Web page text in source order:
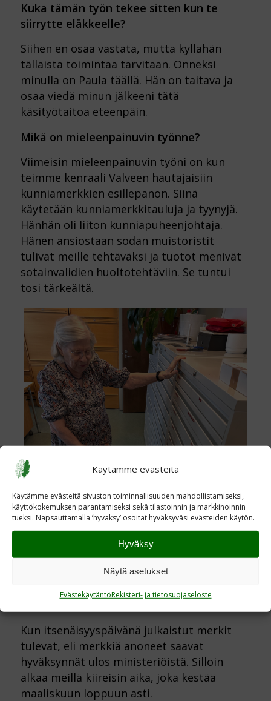
Käytämme evästeitä
Käytämme evästeitä sivuston toiminnallisuuden mahdollistamiseksi,
käyttökokemuksen parantamiseksi sekä tilastoinnin ja markkinoinnin
tueksi. Napsauttamalla ’hyvaksy’ osoitat hyväksyväsi evästeiden käytön.
Hyväksy
Näytä asetukset
EvästekäytäntöRekisteri- ja tietosuojaseloste
Kuka tämän työn tekee sitten kun te
siirrytte eläkkeelle?
Siihen en osaa vastata, mutta kyllähän
tällaista toimintaa tarvitaan. Onneksi
minulla on Paula täällä. Hän on taitava ja
osaa viedä minun jälkeeni tätä
käsityötaitoa eteenpäin.
Mikä on mieleenpainuvin työnne?
Viimeisin mieleenpainuvin työni on kun
teimme kenraali Valveen hautajaisiin
kunniamerkkien esillepanon. Siinä
käytetään kunniamerkkitauluja ja tyynyjä.
Hänhän oli liiton kunniapuheenjohtaja.
Hänen ansiostaan sodan muistoristit
tulivat meille tehtäväksi ja tuotot menivät
sotainvalidien huoltotehtäviin. Se tuntui
tosi tärkeältä.
Siljan aarrelaatikko. Tarvikkeet
kunniamerkkien laittamiseen.
Milloin on kiireisin aika vuodesta täällä
Kun itsenäisyyspäivänä julkaistut merkit
tulevat, eli merkkiä anoneet saavat
hyväksynnät ulos ministeriöistä. Silloin
alkaa meillä kiireisin aika, joka kestää
maaliskuun loppuun asti.